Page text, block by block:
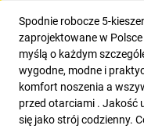
Spodnie robocze 5-
zaprojektowane w
myślą o każdym
wygodne, modne i
komfort noszenia a
przed otarciami . Jakość
się jako strój codzienny.